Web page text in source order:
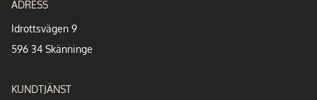
ADRESS
Idrottsvägen 9
596 34 Skänninge
KUNDTJÄNST